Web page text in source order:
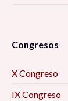
Congresos
X Congreso
IX Congreso